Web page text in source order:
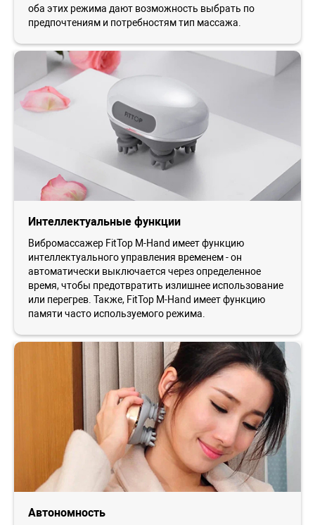
оба этих режима дают возможность выбрать по
предпочтениям и потребностям тип массажа.
Интеллектуальные функции
Вибромассажер FitTop M-Hand имеет функцию
интеллектуального управления временем - он
автоматически выключается через определенное
время, чтобы предотвратить излишнее использование
или перегрев. Также, FitTop M-Hand имеет функцию
памяти часто используемого режима.
Автономность